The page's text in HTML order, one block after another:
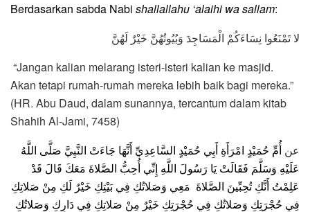
Berdasarkan sabda Nabi shallallahu ‘alaihi wa sallam:
لا تَمْنَعُوا نِسَاءَكُمْ الْمَسَاجِدَ وَبُيُوتُهُنَّ خَيْرٌ لَهُنَّ
“Jangan kalian melarang isteri-isteri kalian ke masjid.
Akan tetapi rumah-rumah mereka lebih baik bagi mereka.”
(HR. Abu Daud, dalam sunannya, tercantum dalam kitab
Shahih Al-Jami, 7458)
عن أُمِّ حُمَيْدٍ امْرَأَةِ أَبِي حُمَيْدٍ السَّاعِدِيِّ أَنَّهَا جَاءَتْ النَّبِيَّ صَلَّى اللَّهُ
عَلَيْهِ وَسَلَّمَ فَقَالَتْ يَا رَسُولَ اللَّهِ إِنِّي أُحِبُّ الصَّلاةَ مَعَكَ قَالَ قَدْ
عَلِمْتُ أَنَّكِ تُحِبِّينَ الصَّلاةَ مَعِي وَصَلاتُكِ فِي بَيْتِكِ خَيْرٌ لَكِ مِنْ صَلاتِكِ
فِي حُجْرَتِكِ وَصَلاتُكِ فِي حُجْرَتِكِ خَيْرٌ مِنْ صَلاتِكِ فِي دَارِكِ وَصَلاتُكِ